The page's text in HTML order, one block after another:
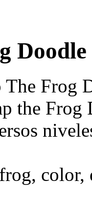
Doodle
The Frog
the Frog
color,